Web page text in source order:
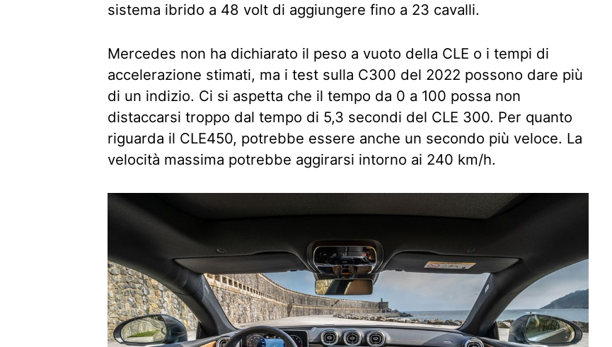
sistema ibrido a 48 volt di aggiungere fino a 23 cavalli.
Mercedes non ha dichiarato il peso a vuoto della CLE o i tempi di
accelerazione stimati, ma i test sulla C300 del 2022 possono dare più
di un indizio. Ci si aspetta che il tempo da 0 a 100 possa non
distaccarsi troppo dal tempo di 5,3 secondi del CLE 300. Per quanto
riguarda il CLE450, potrebbe essere anche un secondo più veloce. La
velocità massima potrebbe aggirarsi intorno ai 240 km/h.